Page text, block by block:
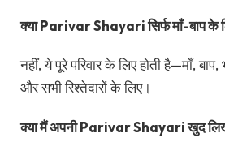
क्या Parivar Shayari सिर्फ माँ-बाप के
नहीं, ये पूरे परिवार के लिए होती है—माँ, बाप,
और सभी रिश्तेदारों के लिए।
क्या मैं अपनी Parivar Shayari खुद